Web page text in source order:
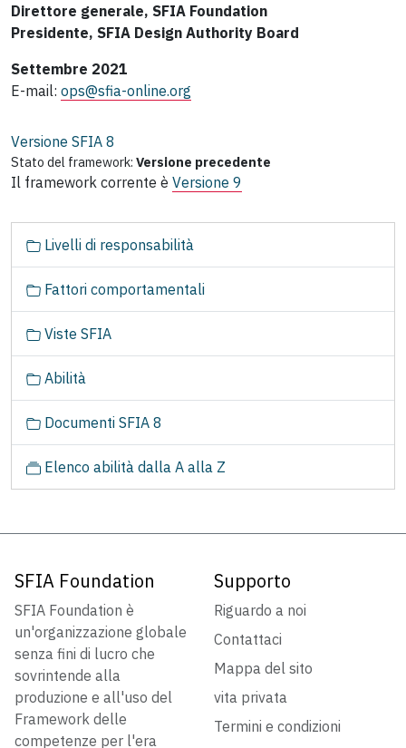
Direttore generale, SFIA Foundation
Presidente, SFIA Design Authority Board
Settembre 2021
E-mail: ops@sfia-online.org
Versione SFIA 8
Stato del framework: Versione precedente
Il framework corrente è Versione 9
e
Livelli di responsabilità
Fattori comportamentali
Viste SFIA
Abilità
Documenti SFIA 8
Elenco abilità dalla A alla Z
SFIA Foundation
SFIA Foundation è
un'organizzazione globale
senza fini di lucro che
sovrintende alla
produzione e all'uso del
Framework delle
competenze per l'era
Supporto
Riguardo a noi
Contattaci
Mappa del sito
vita privata
Termini e condizioni